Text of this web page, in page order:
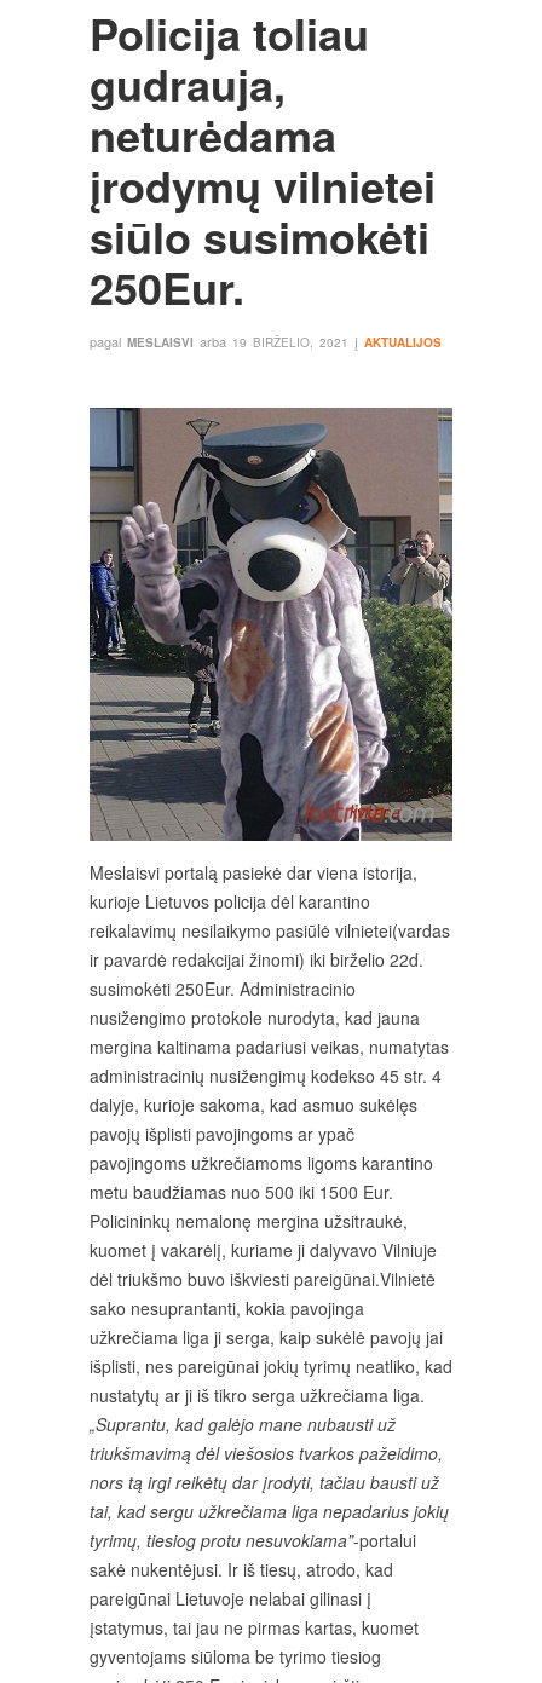
Policija toliau
gudrauja,
neturėdama
įrodymų vilnietei
siūlo susimokėti
250Eur.
pagal MESLAISVI arba 19 BIRŽELIO, 2021 į AKTUALIJOS
Meslaisvi portalą pasiekė dar viena istorija,
kurioje Lietuvos policija dėl karantino
reikalavimų nesilaikymo pasiūlė vilnietei(vardas
ir pavardė redakcijai žinomi) iki birželio 22d.
susimokėti 250Eur. Administracinio
nusižengimo protokole nurodyta, kad jauna
mergina kaltinama padariusi veikas, numatytas
administracinių nusižengimų kodekso 45 str. 4
dalyje, kurioje sakoma, kad asmuo sukėlęs
pavojų išplisti pavojingoms ar ypač
pavojingoms užkrečiamoms ligoms karantino
metu baudžiamas nuo 500 iki 1500 Eur.
Policininkų nemalonę mergina užsitraukė,
kuomet į vakarėlį, kuriame ji dalyvavo Vilniuje
dėl triukšmo buvo iškviesti pareigūnai.Vilnietė
sako nesuprantanti, kokia pavojinga
užkrečiama liga ji serga, kaip sukėlė pavojų jai
išplisti, nes pareigūnai jokių tyrimų neatliko, kad
nustatytų ar ji iš tikro serga užkrečiama liga.
„Suprantu, kad galėjo mane nubausti už
triukšmavimą dėl viešosios tvarkos pažeidimo,
nors tą irgi reikėtų dar įrodyti, tačiau bausti už
tai, kad sergu užkrečiama liga nepadarius jokių
tyrimų, tiesiog protu nesuvokiama”-portalui
sakė nukentėjusi. Ir iš tiesų, atrodo, kad
pareigūnai Lietuvoje nelabai gilinasi į
įstatymus, tai jau ne pirmas kartas, kuomet
gyventojams siūloma be tyrimo tiesiog